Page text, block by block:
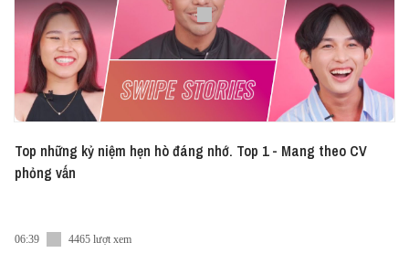
Top những kỷ niệm hẹn hò đáng nhớ. Top 1 - Mang theo CV
phỏng vấn
06:39 4465 lượt xem